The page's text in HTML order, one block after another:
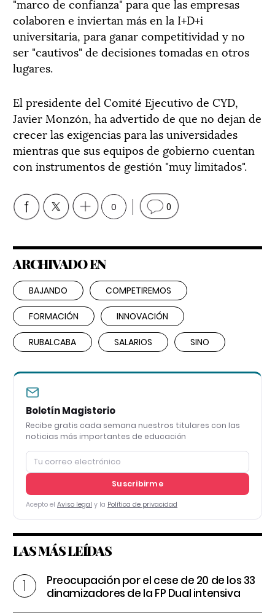
"marco de confianza" para que las empresas
colaboren e inviertan más en la I+D+i
universitaria, para ganar competitividad y no
ser "cautivos" de decisiones tomadas en otros
lugares.
El presidente del Comité Ejecutivo de CYD,
Javier Monzón, ha advertido de que no dejan de
crecer las exigencias para las universidades
mientras que sus equipos de gobierno cuentan
con instrumentos de gestión "muy limitados".
0 0
ARCHIVADO EN
BAJANDO COMPETIREMOS
FORMACIÓN INNOVACIÓN
RUBALCABA SALARIOS SINO
Boletín Magisterio
Recibe gratis cada semana nuestros titulares con las
noticias más importantes de educación
Suscribirme
Acepto el Aviso legal y la Política de privacidad
LAS MÁS LEÍDAS
Preocupación por el cese de 20 de los 33
dinamizadores de la FP Dual intensiva